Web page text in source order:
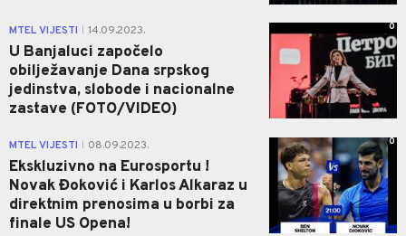
MTEL VIJESTI 14.09.2023.
U Banjaluci započelo
obilježavanje Dana srpskog
jedinstva, slobode i nacionalne
zastave (FOTO/VIDEO)
0
MTEL VIJESTI 08.09.2023.
Ekskluzivno na Eurosportu !
Novak Đoković i Karlos Alkaraz u
direktnim prenosima u borbi za
finale US Opena!
0